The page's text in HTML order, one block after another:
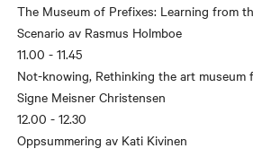
The Museum of Prefixes: Learning from
Scenario av Rasmus Holmboe
11.00 - 11.45
Not-knowing, Rethinking the art museum
Signe Meisner Christensen
12.00 - 12.30
Oppsummering av Kati Kivinen